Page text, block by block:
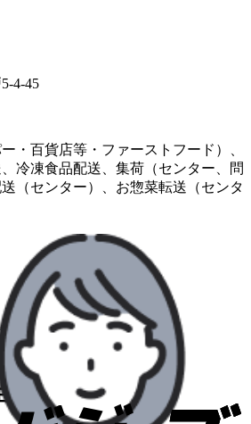
4-45
・百貨店等・ファーストフード）、
冷凍食品配送、集荷（センター、問
（センター）、お惣菜転送（センタ
ク通勤OK
知りたい